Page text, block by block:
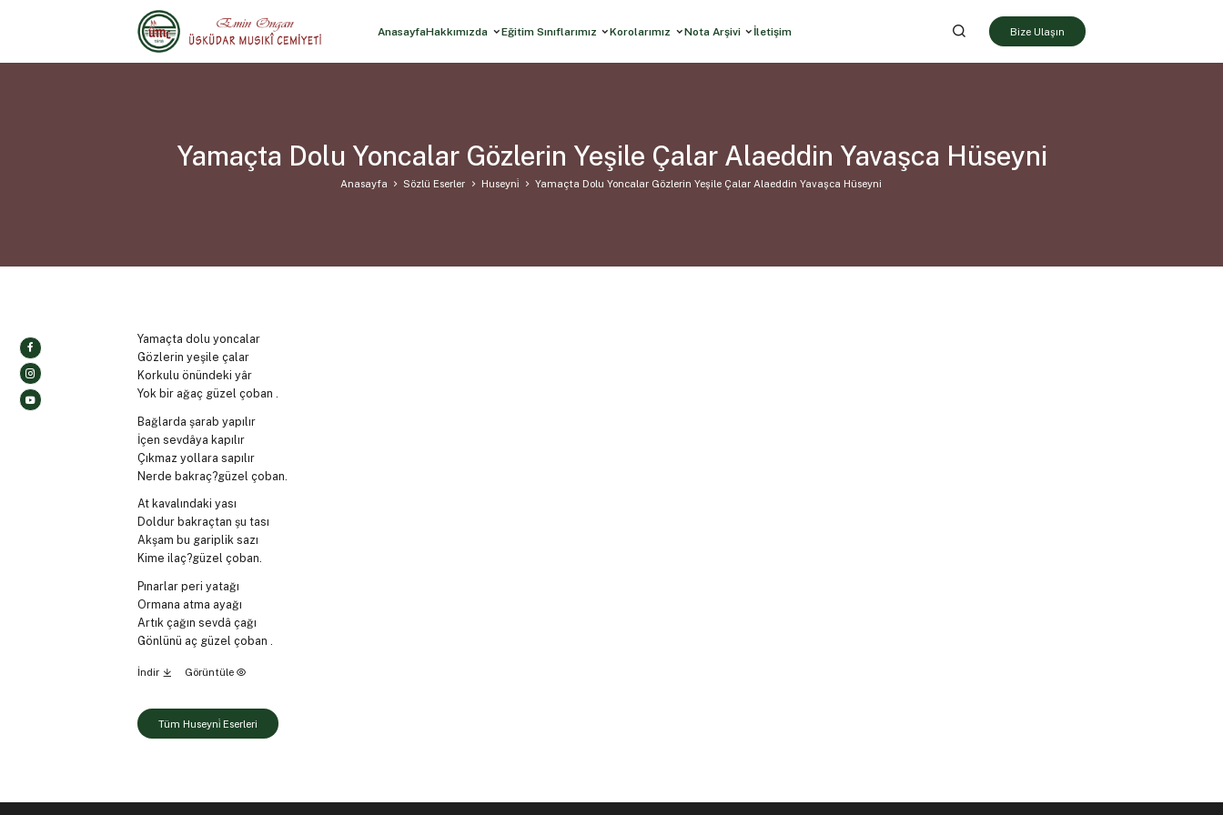
AnasayfaHakkımızda Eğitim Sınıflarımız Korolarımız Nota Arşivi İletişim Bize Ulaşın
Yamaçta Dolu Yoncalar Gözlerin Yeşile Çalar Alaeddin Yavaşca Hüseyni
Anasayfa Sözlü Eserler Huseyni̇ Yamaçta Dolu Yoncalar Gözlerin Yeşile Çalar Alaeddin Yavaşca Hüseyni
Yamaçta dolu yoncalar
Gözlerin yeşile çalar
Korkulu önündeki yâr
Yok bir ağaç güzel çoban .
Bağlarda şarab yapılır
İçen sevdâya kapılır
Çıkmaz yollara sapılır
Nerde bakraç?güzel çoban.
At kavalındaki yası
Doldur bakraçtan şu tası
Akşam bu gariplik sazı
Kime ilaç?güzel çoban.
Pınarlar peri yatağı
Ormana atma ayağı
Artık çağın sevdâ çağı
Gönlünü aç güzel çoban .
İndir Görüntüle
Tüm Huseyni̇ Eserleri